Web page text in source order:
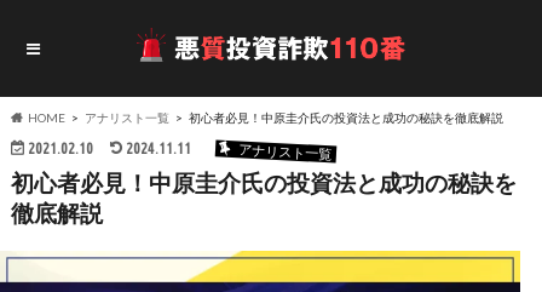
HOME アナリスト一覧 初心者必見！中原圭介氏の投資法と成功の秘訣を徹底解説
2021.02.10 2024.11.11 アナリスト一覧
初心者必見！中原圭介氏の投資法と成功の秘訣を
徹底解説